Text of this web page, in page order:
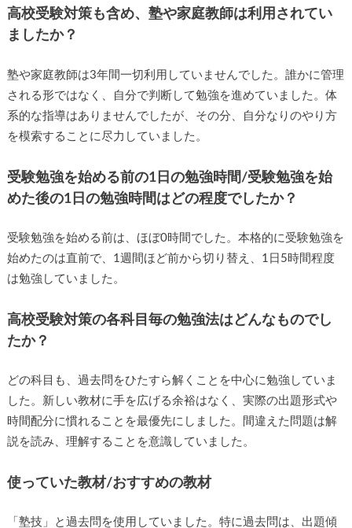
高校受験対策も含め、塾や家庭教師は利用されてい
ましたか？
塾や家庭教師は3年間一切利用していませんでした。誰かに管理
される形ではなく、自分で判断して勉強を進めていました。体
系的な指導はありませんでしたが、その分、自分なりのやり方
を模索することに尽力していました。
受験勉強を始める前の1日の勉強時間/受験勉強を始
めた後の1日の勉強時間はどの程度でしたか？
受験勉強を始める前は、ほぼ0時間でした。本格的に受験勉強を
始めたのは直前で、1週間ほど前から切り替え、1日5時間程度
は勉強していました。
高校受験対策の各科目毎の勉強法はどんなものでし
たか？
どの科目も、過去問をひたすら解くことを中心に勉強していま
した。新しい教材に手を広げる余裕はなく、実際の出題形式や
時間配分に慣れることを最優先にしました。間違えた問題は解
説を読み、理解することを意識していました。
使っていた教材/おすすめの教材
「塾技」と過去問を使用していました。特に過去問は、出題傾